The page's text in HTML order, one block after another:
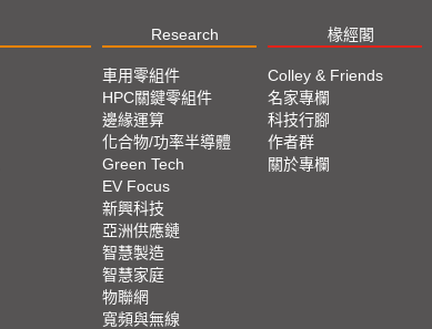
Research 椽經閣
車用零組件
HPC關鍵零組件
邊緣運算
化合物/功率半導體
Green Tech
EV Focus
新興科技
亞洲供應鏈
智慧製造
智慧家庭
物聯網
寬頻與無線
Colley & Friends
名家專欄
科技行腳
作者群
關於專欄